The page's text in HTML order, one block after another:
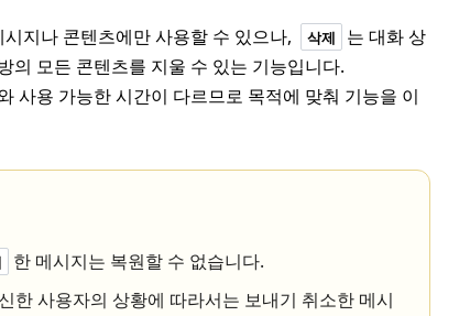
지나 콘텐츠에만 사용할 수 있으나, 삭제
는 대화 상
의 모든 콘텐츠를 지울 수 있는 기능입니다.
사용 가능한 시간이 다르므로 목적에 맞춰 기능을 이
한 메시지는 복원할 수 없습니다.
한 사용자의 상황에 따라서는 보내기 취소한 메시